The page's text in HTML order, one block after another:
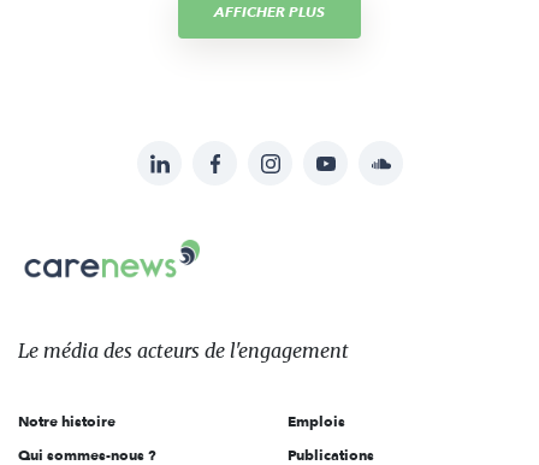
AFFICHER PLUS
sur:
LinkedInFacebookInstagramYouTubeSoundcloud
Carenews,
Le
des
l'engagement
Le média des acteurs de l'engagement
Notre histoire
Qui sommes-nous ?
Emplois
Publications